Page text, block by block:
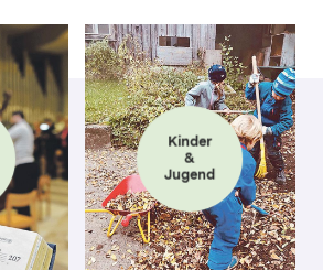
Kinder
&
Jugend